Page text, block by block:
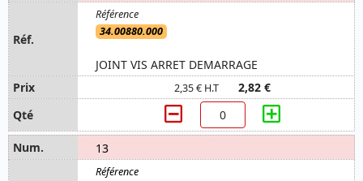
34.00880.000
JOINT VIS ARRET DEMARRAGE
2,35 € H.T 2,82 €
13